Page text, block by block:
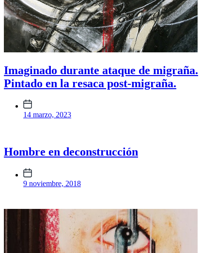
Imaginado durante ataque de migraña.
Pintado en la resaca post-migraña.
Fecha
publicación
14 marzo, 2023
Hombre en deconstrucción
Fecha
publicación
9 noviembre, 2018